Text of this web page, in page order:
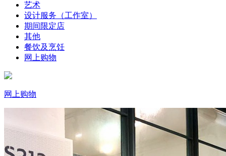
艺术
设计服务（工作室）
期间限定店
其他
餐饮及烹饪
网上购物
网上购物